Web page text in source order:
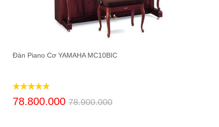
Đàn Piano Cơ YAMAHA MC10BIC
78.800.000 78.900.000